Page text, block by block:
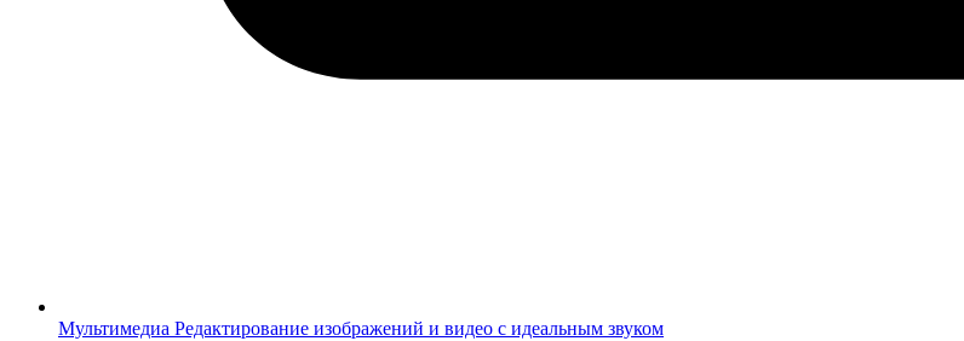
Мультимедиа Редактирование изображений и видео с идеальным звуком